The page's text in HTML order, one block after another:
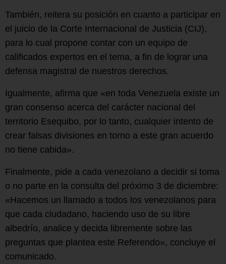
También, reitera su posición en cuanto a participar en
el juicio de la Corte Internacional de Justicia (CIJ),
para lo cual propone contar con un equipo de
calificados expertos en el tema, a fin de lograr una
defensa magistral de nuestros derechos.
Igualmente, afirma que «en toda Venezuela existe un
gran consenso acerca del carácter nacional del
territorio Esequibo, por lo tanto, cualquier intento de
crear falsas divisiones en torno a este gran acuerdo
no tiene cabida».
Finalmente, pide a cada venezolano a decidir si toma
o no parte en la consulta del próximo 3 de diciembre:
«Hacemos un llamado a todos los venezolanos para
que cada ciudadano, haciendo uso de su libre
albedrío, analice y decida libremente sobre las
preguntas que plantea este Referendo», concluye el
comunicado.